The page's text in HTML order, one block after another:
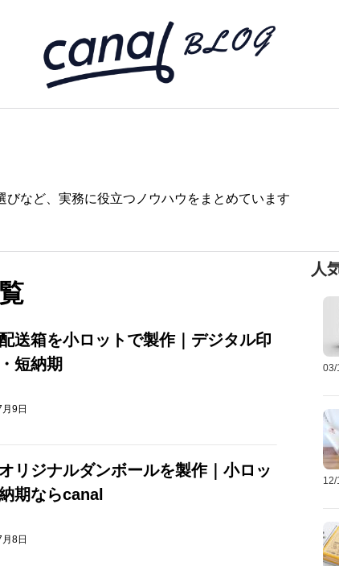
など、実務に役立つノウハウをまとめています
送箱を小ロットで製作｜デジタル印
短納期
9日
リジナルダンボールを製作｜小ロッ
期ならcanal
8日
人
03/
12/